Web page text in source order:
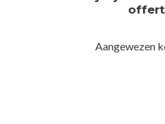
Aangewezen